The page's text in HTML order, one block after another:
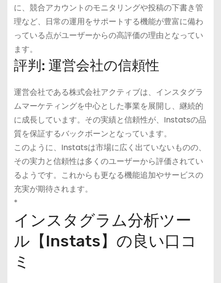
に、競合アカウントのモニタリングや投稿の下書き管
理など、日常の運用をサポートする機能が豊富に備わ
っている点がユーザーからの高評価の理由となってい
ます。
評判: 運営会社の信頼性
運営会社である株式会社アクティブは、インスタグラ
ムマーケティングを中心とした事業を展開し、継続的
に成長しています。その実績と信頼性が、Instatsの品
質を保証するバックボーンとなっています。
このように、Instatsは市場に広く出ていないものの、
その実力と信頼性は多くのユーザーから評価されてい
るようです。これからも更なる機能追加やサービスの
充実が期待されます。
*
インスタグラム分析ツー
ル【Instats】の良い口コ
ミ